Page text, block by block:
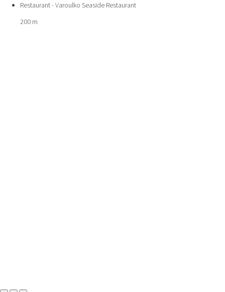
Restaurant - Varoulko Seaside Restaurant
200 m